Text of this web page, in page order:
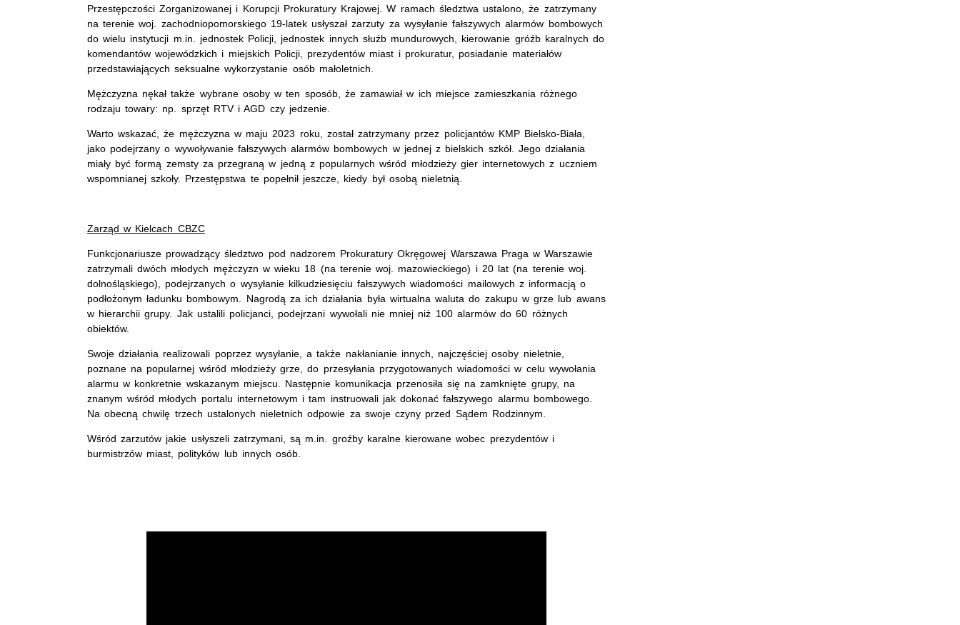
Przestępczości Zorganizowanej i Korupcji Prokuratury Krajowej. W ramach śledztwa ustalono, że zatrzymany
na terenie woj. zachodniopomorskiego 19-latek usłyszał zarzuty za wysyłanie fałszywych alarmów bombowych
do wielu instytucji m.in. jednostek Policji, jednostek innych służb mundurowych, kierowanie gróźb karalnych do
komendantów wojewódzkich i miejskich Policji, prezydentów miast i prokuratur, posiadanie materiałów
przedstawiających seksualne wykorzystanie osób małoletnich.
Mężczyzna nękał także wybrane osoby w ten sposób, że zamawiał w ich miejsce zamieszkania różnego
rodzaju towary: np. sprzęt RTV i AGD czy jedzenie.
Warto wskazać, że mężczyzna w maju 2023 roku, został zatrzymany przez policjantów KMP Bielsko-Biała,
jako podejrzany o wywoływanie fałszywych alarmów bombowych w jednej z bielskich szkół. Jego działania
miały być formą zemsty za przegraną w jedną z popularnych wśród młodzieży gier internetowych z uczniem
wspomnianej szkoły. Przestępstwa te popełnił jeszcze, kiedy był osobą nieletnią.
Zarząd w Kielcach CBZC
Funkcjonariusze prowadzący śledztwo pod nadzorem Prokuratury Okręgowej Warszawa Praga w Warszawie
zatrzymali dwóch młodych mężczyzn w wieku 18 (na terenie woj. mazowieckiego) i 20 lat (na terenie woj.
dolnośląskiego), podejrzanych o wysyłanie kilkudziesięciu fałszywych wiadomości mailowych z informacją o
podłożonym ładunku bombowym. Nagrodą za ich działania była wirtualna waluta do zakupu w grze lub awans
w hierarchii grupy. Jak ustalili policjanci, podejrzani wywołali nie mniej niż 100 alarmów do 60 różnych
obiektów.
Swoje działania realizowali poprzez wysyłanie, a także nakłanianie innych, najczęściej osoby nieletnie,
poznane na popularnej wśród młodzieży grze, do przesyłania przygotowanych wiadomości w celu wywołania
alarmu w konkretnie wskazanym miejscu. Następnie komunikacja przenosiła się na zamknięte grupy, na
znanym wśród młodych portalu internetowym i tam instruowali jak dokonać fałszywego alarmu bombowego.
Na obecną chwilę trzech ustalonych nieletnich odpowie za swoje czyny przed Sądem Rodzinnym.
Wśród zarzutów jakie usłyszeli zatrzymani, są m.in. groźby karalne kierowane wobec prezydentów i
burmistrzów miast, polityków lub innych osób.